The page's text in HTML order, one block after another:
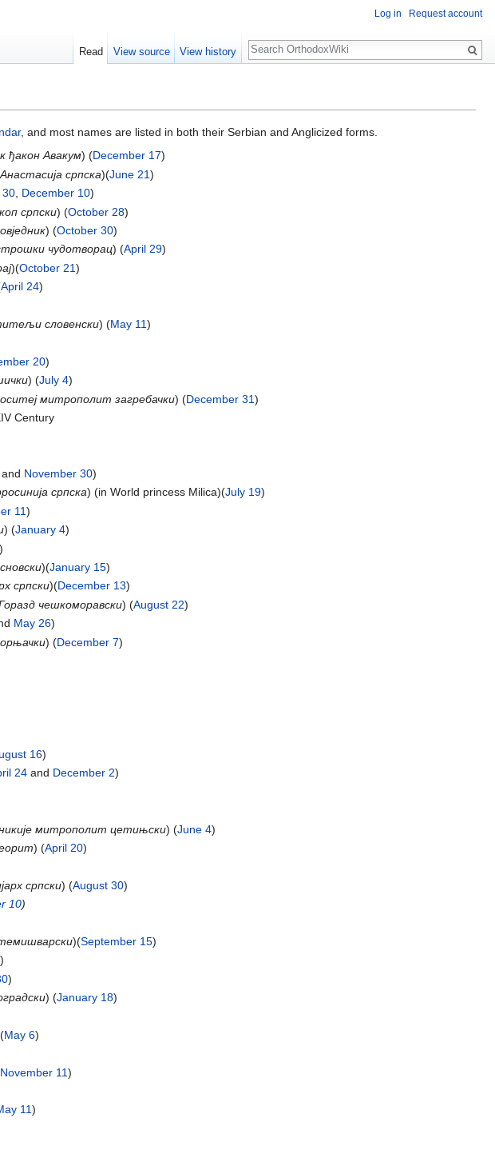
, and most names are listed in both their Serbian and Anglicized forms.
ђакон Авакум) (December 17)
српска)(June 21)
30, December 10)
српски) (October 28)
) (October 30)
чудотворац) (April 29)
)(October 21)
April 24)
словенски) (May 11)
20)
) (July 4)
митрополит загребачки) (December 31)
Century
and November 30)
српска) (in World princess Milica)(July 19)
11)
) (January 4)
)
)(January 15)
српски)(December 13)
чешкоморавски) (August 22)
May 26)
) (December 7)
16)
24 and December 2)
митрополит цетињски) (June 4)
) (April 20)
српски) (August 30)
10)
)(September 15)
)
)
) (January 18)
May 6)
November 11)
11)
Log in Request account
Read View source View history
Search